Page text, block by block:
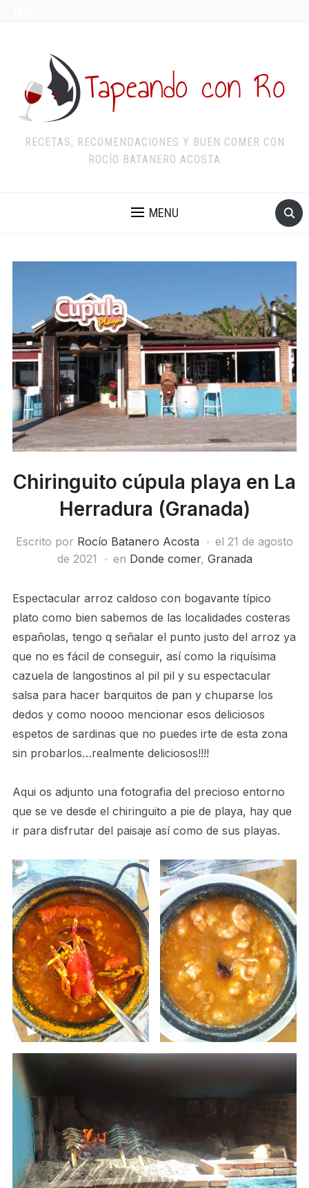
RECETAS, RECOMENDACIONES Y BUEN COMER CON
ROCÍO BATANERO ACOSTA
MENU
Chiringuito cúpula playa en La
Herradura (Granada)
Escrito por Rocío Batanero Acosta el 21 de agosto
de 2021
en Donde comer, Granada
Espectacular arroz caldoso con bogavante típico
plato como bien sabemos de las localidades costeras
españolas, tengo q señalar el punto justo del arroz ya
que no es fácil de conseguir, así como la riquísima
cazuela de langostinos al pil pil y su espectacular
salsa para hacer barquitos de pan y chuparse los
dedos y como noooo mencionar esos deliciosos
espetos de sardinas que no puedes irte de esta zona
sin probarlos…realmente deliciosos!!!!
Aqui os adjunto una fotografia del precioso entorno
que se ve desde el chiringuito a pie de playa, hay que
ir para disfrutar del paisaje así como de sus playas.